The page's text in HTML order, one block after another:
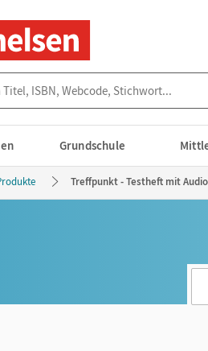
Grundschule
Treffpunkt - Testheft mit